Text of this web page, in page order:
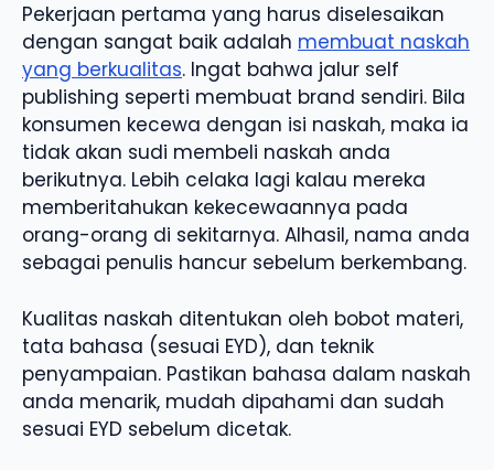
Pekerjaan pertama yang harus diselesaikan
dengan sangat baik adalah membuat naskah
yang berkualitas. Ingat bahwa jalur self
publishing seperti membuat brand sendiri. Bila
konsumen kecewa dengan isi naskah, maka ia
tidak akan sudi membeli naskah anda
berikutnya. Lebih celaka lagi kalau mereka
memberitahukan kekecewaannya pada
orang-orang di sekitarnya. Alhasil, nama anda
sebagai penulis hancur sebelum berkembang.
Kualitas naskah ditentukan oleh bobot materi,
tata bahasa (sesuai EYD), dan teknik
penyampaian. Pastikan bahasa dalam naskah
anda menarik, mudah dipahami dan sudah
sesuai EYD sebelum dicetak.